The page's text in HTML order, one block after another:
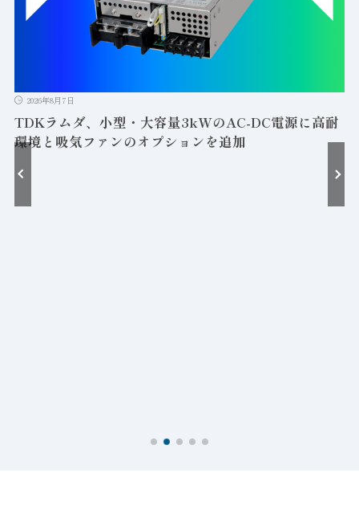
2026年8月7日
TDKラムダ、小型・大容量3kWのAC-DC電源に高耐
環境と吸気ファンのオプションを追加